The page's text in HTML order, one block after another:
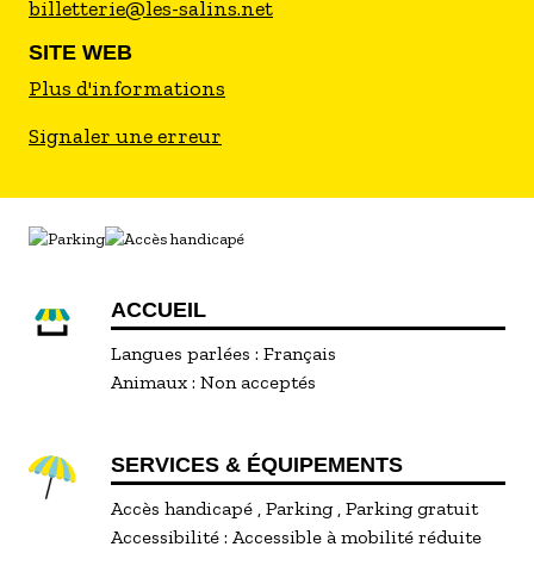
billetterie@les-salins.net
SITE WEB
Plus d'informations
Signaler une erreur
ACCUEIL
Langues parlées : Français
Animaux : Non acceptés
SERVICES & ÉQUIPEMENTS
Accès handicapé Parking Parking gratuit
Accessibilité : Accessible à mobilité réduite